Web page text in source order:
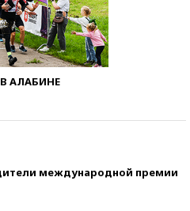
АЛАБИНЕ
международной премии